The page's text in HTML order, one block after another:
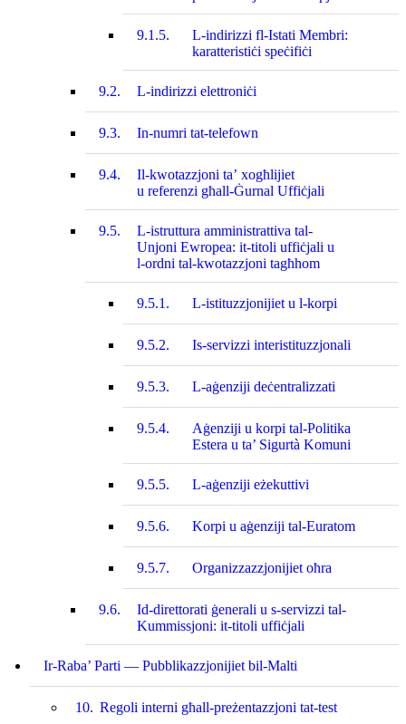
9.1.5.
L-indirizzi fl‑Istati Membri:
karatteristiċi speċifiċi
9.2. L-indirizzi elettroniċi
9.3. In-numri tat‑telefown
9.4.
Il-kwotazzjoni ta’ xogħlijiet
u referenzi għall-Ġurnal Uffiċjali
9.5.
L-istruttura amministrattiva tal-
Unjoni Ewropea: it‑titoli uffiċjali u
l‑ordni tal‑kwotazzjoni tagħhom
9.5.1. L-istituzzjonijiet u l‑korpi
9.5.2. Is-servizzi interistituzzjonali
9.5.3. L-aġenziji deċentralizzati
9.5.4.
Aġenziji u korpi tal-Politika
Estera u ta’ Sigurtà Komuni
9.5.5. L-aġenziji eżekuttivi
9.5.6. Korpi u aġenziji tal-Euratom
9.5.7. Organizzazzjonijiet oħra
9.6.
Id-direttorati ġenerali u s-servizzi tal-
Kummissjoni: it-titoli uffiċjali
Ir-Raba’ Parti — Pubblikazzjonijiet bil-Malti
10. Regoli interni għall-preżentazzjoni tat‑test